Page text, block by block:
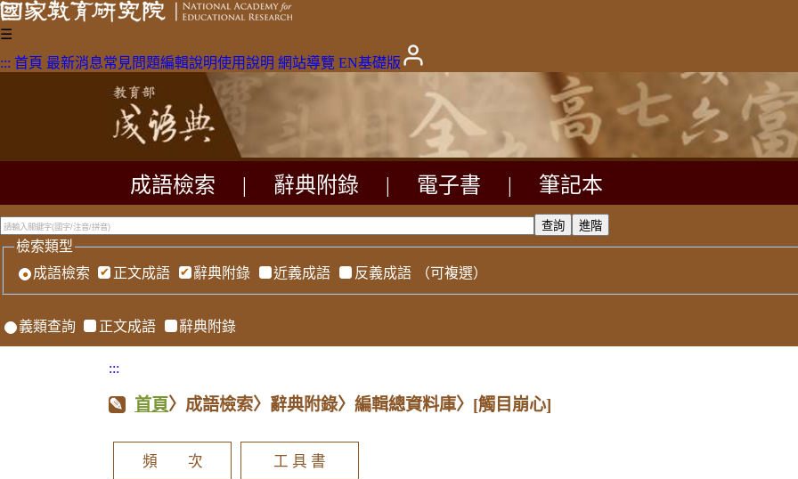
☰
::: 首頁 最新消息常見問題編輯說明使用說明 網站導覽 EN基礎版
成語檢索 辭典附錄 電子書 筆記本
檢索類型
成語檢索
正文成語 辭典附錄 近義成語 反義成語 （可複選）
義類查詢 正文成語 辭典附錄
:::
首頁〉成語檢索〉辭典附錄〉編輯總資料庫〉 [觸目崩心]
頻 次 工 具 書